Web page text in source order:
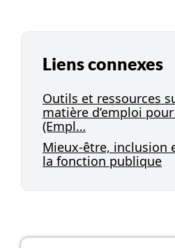
Liens connexes
Outils et ressources
matière d’emploi
(Empl…
Mieux-être, inclusion
la fonction publique